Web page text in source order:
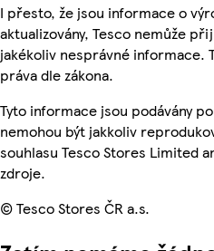
I přesto, že jsou informace o
aktualizovány, Tesco nemůže
jakékoliv nesprávné informace.
práva dle zákona.
Tyto informace jsou podávány
nemohou být jakkoliv
souhlasu Tesco Stores Limited
zdroje.
© Tesco Stores ČR a.s.